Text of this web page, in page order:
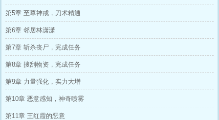
第5章 至尊神戒，刀术精通
第6章 邻居林潇潇
第7章 斩杀丧尸，完成任务
第8章 搜刮物资，完成任务
第9章 力量强化，实力大增
第10章 恶意感知，神奇喷雾
第11章 王红霞的恶意